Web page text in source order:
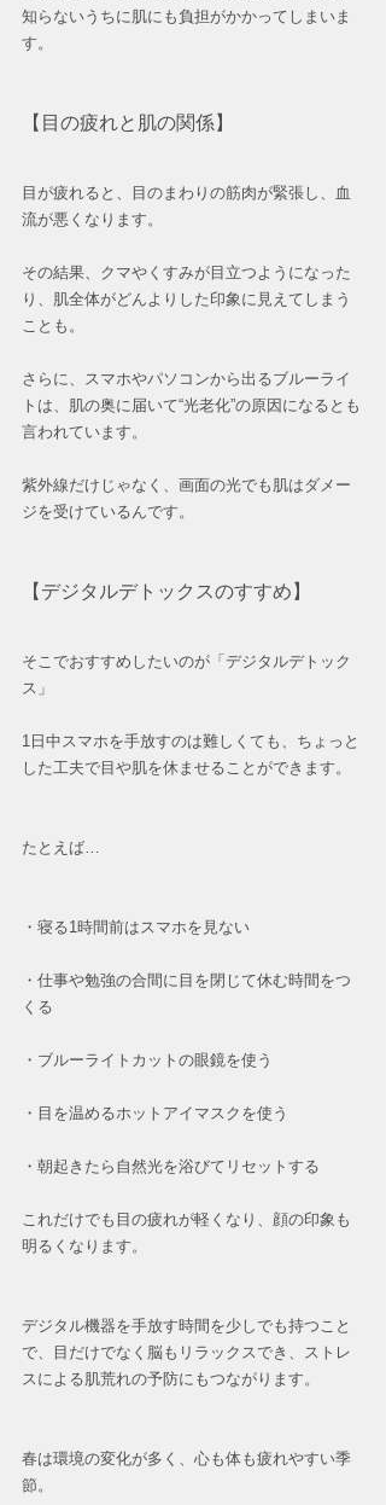
知らないうちに肌にも負担がかかってしまいま
す。
【目の疲れと肌の関係】
目が疲れると、目のまわりの筋肉が緊張し、血
流が悪くなります。
その結果、クマやくすみが目立つようになった
り、肌全体がどんよりした印象に見えてしまう
ことも。
さらに、スマホやパソコンから出るブルーライ
トは、肌の奥に届いて“光老化”の原因になるとも
言われています。
紫外線だけじゃなく、画面の光でも肌はダメー
ジを受けているんです。
【デジタルデトックスのすすめ】
そこでおすすめしたいのが「デジタルデトック
ス」
1日中スマホを手放すのは難しくても、ちょっと
した工夫で目や肌を休ませることができます。
たとえば…
・寝る1時間前はスマホを見ない
・仕事や勉強の合間に目を閉じて休む時間をつ
くる
・ブルーライトカットの眼鏡を使う
・目を温めるホットアイマスクを使う
・朝起きたら自然光を浴びてリセットする
これだけでも目の疲れが軽くなり、顔の印象も
明るくなります。
デジタル機器を手放す時間を少しでも持つこと
で、目だけでなく脳もリラックスでき、ストレ
スによる肌荒れの予防にもつながります。
春は環境の変化が多く、心も体も疲れやすい季
節。